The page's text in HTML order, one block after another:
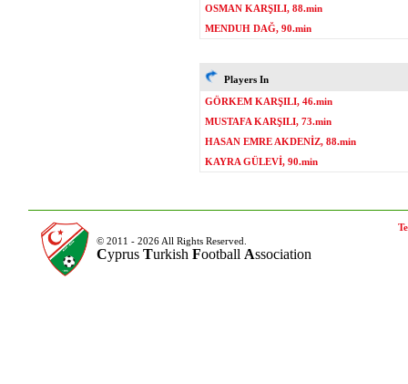
OSMAN KARŞILI, 88.min
MENDUH DAĞ, 90.min
Players In
GÖRKEM KARŞILI, 46.min
MUSTAFA KARŞILI, 73.min
HASAN EMRE AKDENİZ, 88.min
KAYRA GÜLEVİ, 90.min
© 2011 - 2026 All Rights Reserved.
Cyprus Turkish Football Association